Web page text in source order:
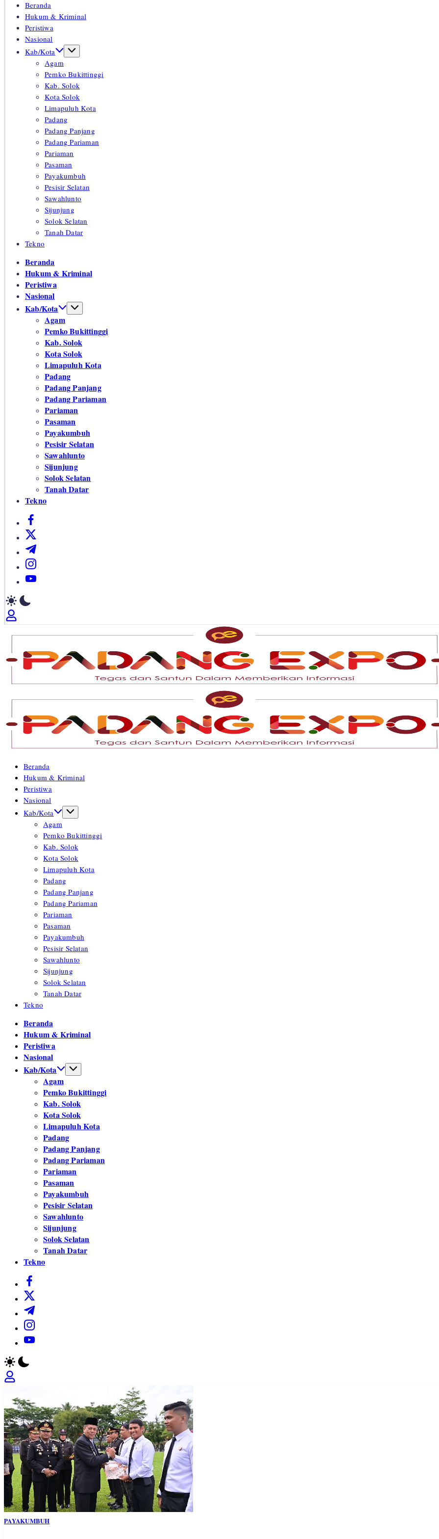
Santun
Memberikan
Informasi
Beranda
Hukum & Kriminal
Peristiwa
Nasional
Kab/Kota
Agam
Pemko Bukittinggi
Kab. Solok
Kota Solok
Limapuluh Kota
Padang
Padang Panjang
Padang Pariaman
Pariaman
Pasaman
Payakumbuh
Pesisir Selatan
Sawahlunto
Sijunjung
Solok Selatan
Tanah Datar
Tekno
Beranda
Hukum & Kriminal
Peristiwa
Nasional
Kab/Kota
Agam
Pemko Bukittinggi
Kab. Solok
Kota Solok
Limapuluh Kota
Padang
Padang Panjang
Padang Pariaman
Pariaman
Pasaman
Payakumbuh
Pesisir Selatan
Sawahlunto
Sijunjung
Solok Selatan
Tanah Datar
Tekno
https://www.facebook.com/
https://twitter.com/
https://t.me/
https://www.instagram.com/
https://youtube.com/
dan
Memberikan
Informasi
Santun
Memberikan
Informasi
Beranda
Hukum & Kriminal
Peristiwa
Nasional
Kab/Kota
Agam
Pemko Bukittinggi
Kab. Solok
Kota Solok
Limapuluh Kota
Padang
Padang Panjang
Padang Pariaman
Pariaman
Pasaman
Payakumbuh
Pesisir Selatan
Sawahlunto
Sijunjung
Solok Selatan
Tanah Datar
Tekno
Beranda
Hukum & Kriminal
Peristiwa
Nasional
Kab/Kota
Agam
Pemko Bukittinggi
Kab. Solok
Kota Solok
Limapuluh Kota
Padang
Padang Panjang
Padang Pariaman
Pariaman
Pasaman
Payakumbuh
Pesisir Selatan
Sawahlunto
Sijunjung
Solok Selatan
Tanah Datar
Tekno
https://www.facebook.com/
https://twitter.com/
https://t.me/
https://www.instagram.com/
https://youtube.com/
PAYAKUMBUH